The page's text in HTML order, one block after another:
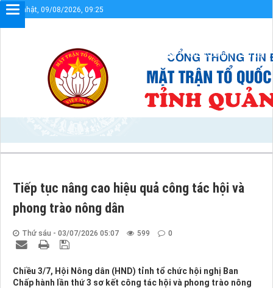
Chủ nhật, 09/08/2026, 09:25
Chào mừng bạn đến với Cổng thông tin điện tử UBMTTQVN tỉnh
Sơ đồ cổng Liên kết
Tiếp tục nâng cao hiệu quả công tác hội và
phong trào nông dân
Thứ sáu - 03/07/2026 05:07 599 0
Chiều 3/7, Hội Nông dân (HND) tỉnh tổ chức hội nghị Ban
Chấp hành lần thứ 3 sơ kết công tác hội và phong trào nông